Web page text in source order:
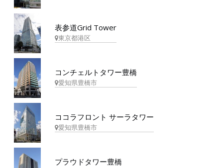
表参道Grid Tower
東京都港区
コンチェルトタワー豊橋
愛知県豊橋市
ココラフロント サーラタワー
愛知県豊橋市
プラウドタワー豊橋